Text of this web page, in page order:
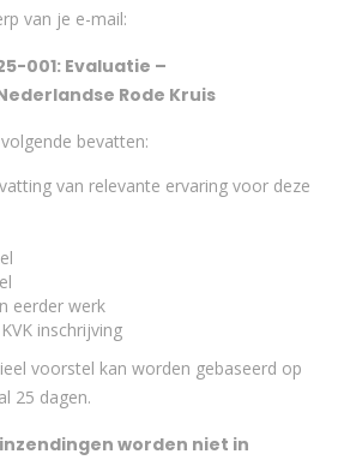
van je e-mail:
001: Evaluatie –
Rode Kruis
bevatten:
van relevante ervaring voor deze
eerder werk
inschrijving
voorstel kan worden gebaseerd op
25 dagen.
worden niet in